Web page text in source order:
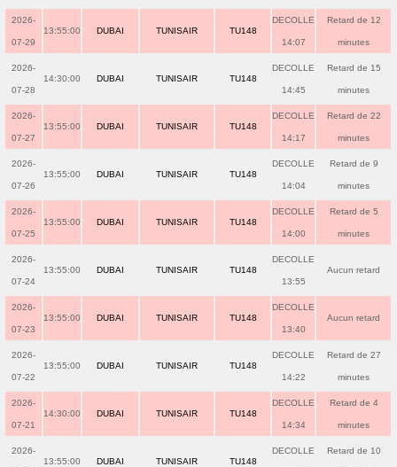
2026-
07-29
13:55:00 DUBAI TUNISAIR TU148
DECOLLE
14:07
Retard de 12
minutes
2026-
07-28
14:30:00 DUBAI TUNISAIR TU148
DECOLLE
14:45
Retard de 15
minutes
2026-
07-27
13:55:00 DUBAI TUNISAIR TU148
DECOLLE
14:17
Retard de 22
minutes
2026-
07-26
13:55:00 DUBAI TUNISAIR TU148
DECOLLE
14:04
Retard de 9
minutes
2026-
07-25
13:55:00 DUBAI TUNISAIR TU148
DECOLLE
14:00
Retard de 5
minutes
2026-
07-24
13:55:00 DUBAI TUNISAIR TU148
DECOLLE
13:55
Aucun retard
2026-
07-23
13:55:00 DUBAI TUNISAIR TU148
DECOLLE
13:40
Aucun retard
2026-
07-22
13:55:00 DUBAI TUNISAIR TU148
DECOLLE
14:22
Retard de 27
minutes
2026-
07-21
14:30:00 DUBAI TUNISAIR TU148
DECOLLE
14:34
Retard de 4
minutes
2026-
13:55:00 DUBAI TUNISAIR TU148
DECOLLE Retard de 10